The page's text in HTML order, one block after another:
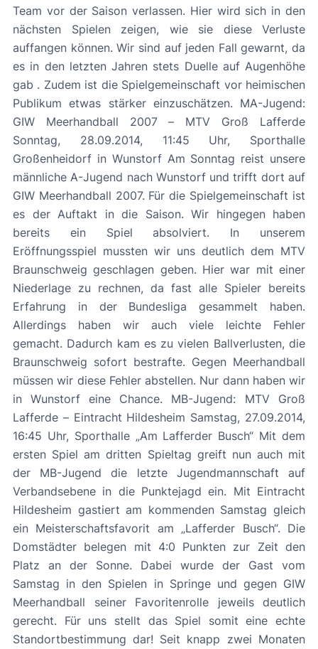
Team vor der Saison verlassen. Hier wird sich in den
nächsten Spielen zeigen, wie sie diese Verluste
auffangen können. Wir sind auf jeden Fall gewarnt, da
es in den letzten Jahren stets Duelle auf Augenhöhe
gab . Zudem ist die Spielgemeinschaft vor heimischen
Publikum etwas stärker einzuschätzen. MA-Jugend:
GIW Meerhandball 2007 – MTV Groß Lafferde
Sonntag, 28.09.2014, 11:45 Uhr, Sporthalle
Großenheidorf in Wunstorf Am Sonntag reist unsere
männliche A-Jugend nach Wunstorf und trifft dort auf
GIW Meerhandball 2007. Für die Spielgemeinschaft ist
es der Auftakt in die Saison. Wir hingegen haben
bereits ein Spiel absolviert. In unserem
Eröffnungsspiel mussten wir uns deutlich dem MTV
Braunschweig geschlagen geben. Hier war mit einer
Niederlage zu rechnen, da fast alle Spieler bereits
Erfahrung in der Bundesliga gesammelt haben.
Allerdings haben wir auch viele leichte Fehler
gemacht. Dadurch kam es zu vielen Ballverlusten, die
Braunschweig sofort bestrafte. Gegen Meerhandball
müssen wir diese Fehler abstellen. Nur dann haben wir
in Wunstorf eine Chance. MB-Jugend: MTV Groß
Lafferde – Eintracht Hildesheim Samstag, 27.09.2014,
16:45 Uhr, Sporthalle „Am Lafferder Busch“ Mit dem
ersten Spiel am dritten Spieltag greift nun auch mit
der MB-Jugend die letzte Jugendmannschaft auf
Verbandsebene in die Punktejagd ein. Mit Eintracht
Hildesheim gastiert am kommenden Samstag gleich
ein Meisterschaftsfavorit am „Lafferder Busch“. Die
Domstädter belegen mit 4:0 Punkten zur Zeit den
Platz an der Sonne. Dabei wurde der Gast vom
Samstag in den Spielen in Springe und gegen GIW
Meerhandball seiner Favoritenrolle jeweils deutlich
gerecht. Für uns stellt das Spiel somit eine echte
Standortbestimmung dar! Seit knapp zwei Monaten